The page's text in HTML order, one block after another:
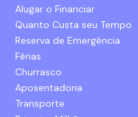
Alugar o Financiar
Quanto Custa seu Tempo
Reserva de Emergência
Férias
Churrasco
Aposentadoria
Transporte